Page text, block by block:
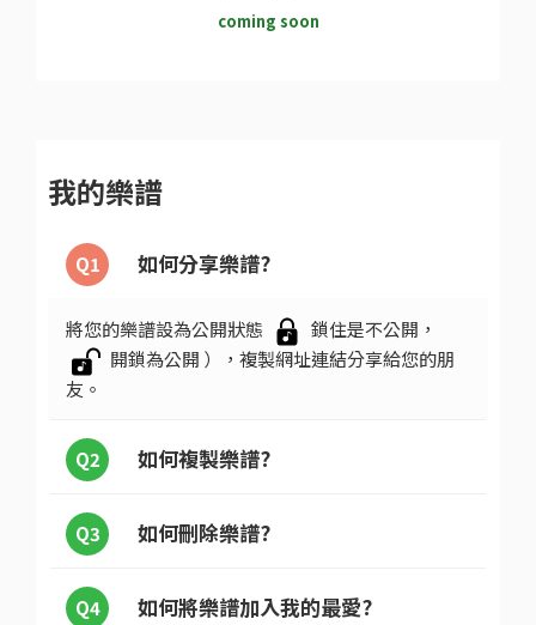
coming soon
我的樂譜
Q1 如何分享樂譜?
將您的樂譜設為公開狀態
鎖住是不公開，
開鎖為公開 ），複製網址連結分享給您的朋
友。
Q2 如何複製樂譜?
Q3 如何刪除樂譜?
Q4 如何將樂譜加入我的最愛?